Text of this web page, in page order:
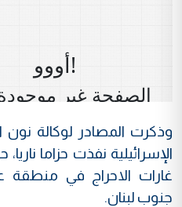
وذكرت المصادر لوكالة نون
غارات الاحراج في منطقة
جنوب لبنان.